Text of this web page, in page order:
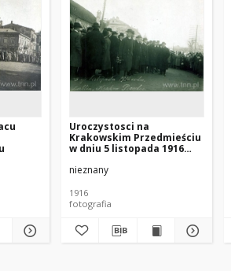
Uroczystosci na
Krakowskim Przedmieściu
w dniu 5 listopada 1916
nieznany
1916
fotografia